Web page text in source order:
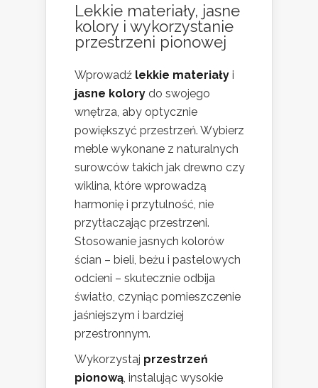
Lekkie materiały, jasne
kolory i wykorzystanie
przestrzeni pionowej
Wprowadź lekkie materiały i
jasne kolory do swojego
wnętrza, aby optycznie
powiększyć przestrzeń. Wybierz
meble wykonane z naturalnych
surowców takich jak drewno czy
wiklina, które wprowadzą
harmonię i przytulność, nie
przytłaczając przestrzeni.
Stosowanie jasnych kolorów
ścian – bieli, beżu i pastelowych
odcieni – skutecznie odbija
światło, czyniąc pomieszczenie
jaśniejszym i bardziej
przestronnym.
Wykorzystaj przestrzeń
pionową, instalując wysokie